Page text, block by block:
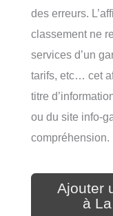
des erreurs.
classement ne
services d’un
tarifs, etc… cet
titre
ou du site info-
compréhension.
Ajouter
à